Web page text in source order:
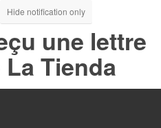
Hide notification only
une lettre
Tienda